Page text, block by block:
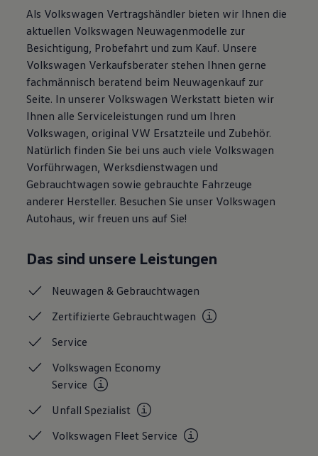
Dienste für Ihr Modell finden
Volkswagen Apps, Login und Shop
Handy und Fahrzeug verbinden
Updates für Software, Karten und Radio
Über Ihr Auto
Vorgängermodelle
Kundeninformationen
Volkswagen Kundenbetreuung
Warn- und Kontrollleuchten
Assistenzsysteme
Digitale Betriebsanleitung
Live Beratung
Lifestyle
Transport
Familie
Elektromobilität
Volkswagen R
Volkswagen Kundenbetreuung
Als Volkswagen Vertragshändler bieten wir Ihnen die
aktuellen Volkswagen Neuwagenmodelle zur
Besichtigung, Probefahrt und zum Kauf. Unsere
Volkswagen Verkaufsberater stehen Ihnen gerne
fachmännisch beratend beim Neuwagenkauf zur
Seite. In unserer Volkswagen Werkstatt bieten wir
Ihnen alle Serviceleistungen rund um Ihren
Volkswagen, original VW Ersatzteile und Zubehör.
Natürlich finden Sie bei uns auch viele Volkswagen
Vorführwagen, Werksdienstwagen und
Gebrauchtwagen sowie gebrauchte Fahrzeuge
anderer Hersteller. Besuchen Sie unser Volkswagen
Autohaus, wir freuen uns auf Sie!
Das sind unsere Leistungen
Neuwagen &Gebrauchtwagen
ZertifizierteGebrauchtwagen
Service
Volkswagen Economy
Service
UnfallSpezialist
Volkswagen FleetService